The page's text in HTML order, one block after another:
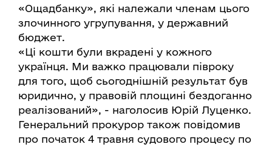
«Ощадбанку», які належали членам цього
злочинного угрупування, у державний
бюджет.
«Ці кошти були вкрадені у кожного
українця. Ми важко працювали півроку
для того, щоб сьогоднішній результат був
юридично, у правовій площині бездоганно
реалізований», - наголосив Юрій Луценко.
Генеральний прокурор також повідомив
про початок 4 травня судового процесу по